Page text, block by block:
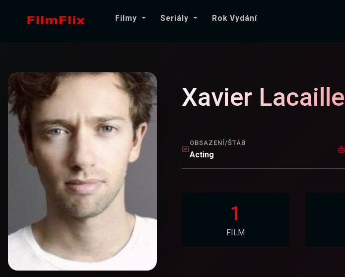
Filmy Seriály Rok Vydání
Xavier Lacaille
OBSAZENÍ/ŠTÁB
Acting
1
FILM